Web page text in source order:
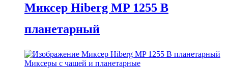
Миксер Hiberg MP 1255 B
планетарный
Миксеры с чашей и планетарные